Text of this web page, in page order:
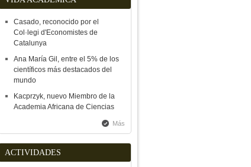
Casado, reconocido por el
Col·legi d'Economistes de
Catalunya
Ana María Gil, entre el 5% de los
científicos más destacados del
mundo
Kacprzyk, nuevo Miembro de la
Academia Africana de Ciencias
Más
ACTIVIDADES